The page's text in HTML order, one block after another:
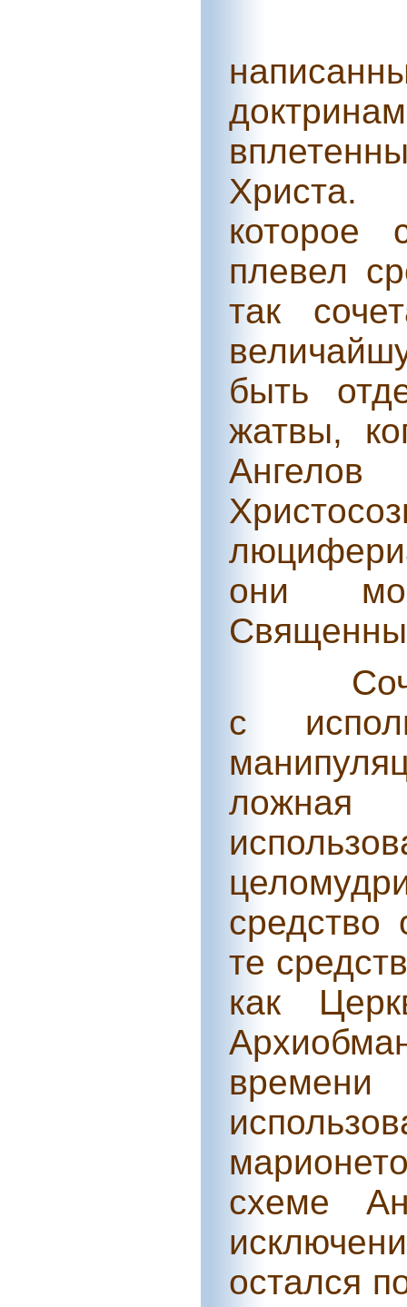
Христа.
которое
плевел
так
быть
жатвы,
они
с
ложная
средство
те
как
схеме
остался